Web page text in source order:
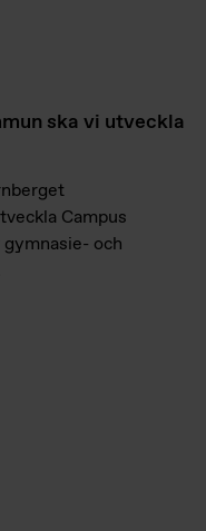
ska vi utveckla
Campus
och